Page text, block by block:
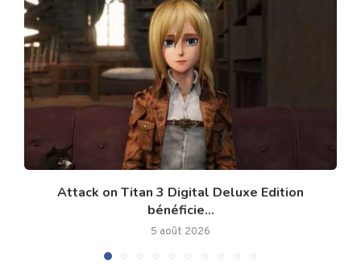
Attack on Titan 3 Digital Deluxe Edition
bénéficie...
5 août 2026